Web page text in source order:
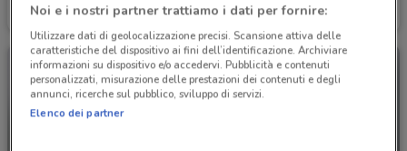
Scade il 31/12 5.6 km Scade il 31/12
Noi e i nostri partner trattiamo i dati per fornire:
Utilizzare dati di geolocalizzazione precisi. Scansione attiva delle
caratteristiche del dispositivo ai fini dell’identificazione. Archiviare
informazioni su dispositivo e/o accedervi. Pubblicità e contenuti
personalizzati, misurazione delle prestazioni dei contenuti e degli
annunci, ricerche sul pubblico, sviluppo di servizi.
Elenco dei partner